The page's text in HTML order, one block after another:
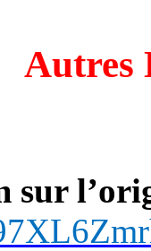
Autres
sur